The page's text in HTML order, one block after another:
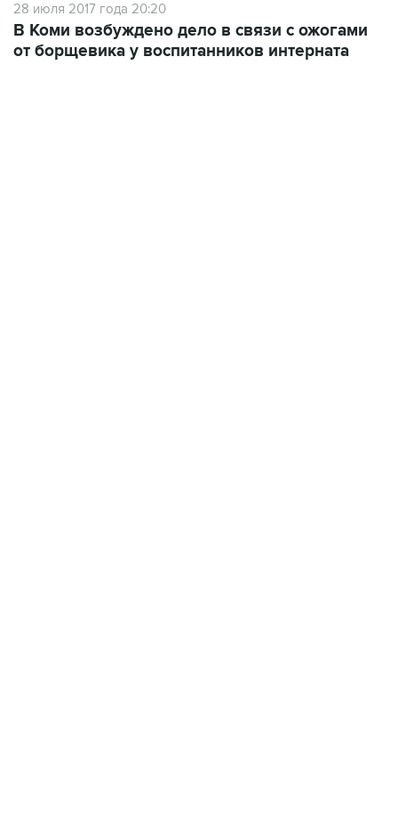
28 июля 2017 года 20:20
В Коми возбуждено дело в связи с ожогами
от борщевика у воспитанников интерната